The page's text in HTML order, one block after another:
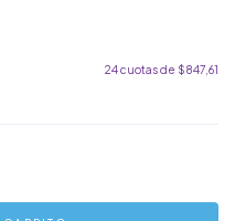
24cuotas de $847,61